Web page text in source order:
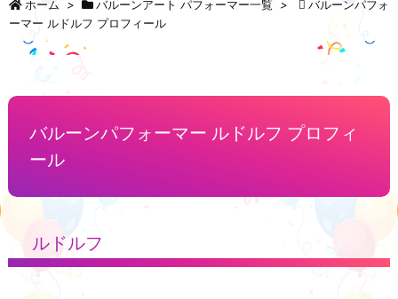
ホーム > バルーンアート パフォーマー一覧 >
バルーンパフォ
ーマー ルドルフ プロフィール
バルーンパフォーマー ルドルフ プロフィ
ール
ルドルフ